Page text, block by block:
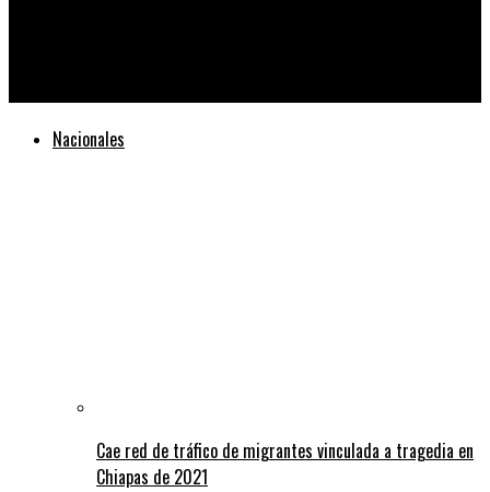
Nacionales
Cae red de tráfico de migrantes vinculada a tragedia en
Chiapas de 2021